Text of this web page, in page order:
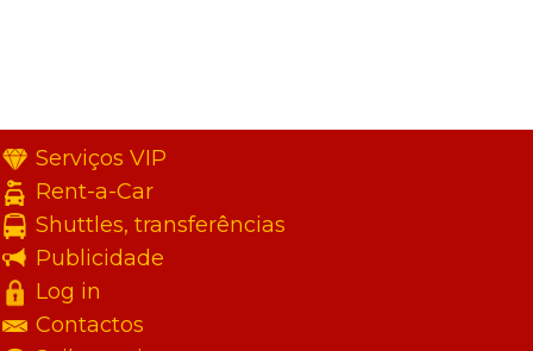
Serviços VIP
Rent-a-Car
Shuttles, transferências
Publicidade
Log in
Contactos